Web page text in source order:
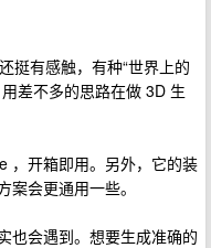
挺有感触，有种“世界上的
差不多的思路在做 3D 生
，开箱即用。另外，它的装
会更通用一些。
也会遇到。想要生成准确的